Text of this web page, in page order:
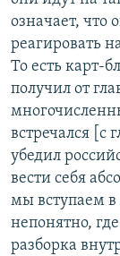
означает, что
реагировать
То есть карт-
получил от
встречался [с
убедил
вести себя
мы вступаем в
непонятно,
разборка